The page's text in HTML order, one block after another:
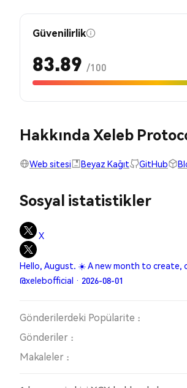
Güvenilirlik
83.89 /100
Hakkında Xeleb
Web sitesi Beyaz Kağıt GitHub
Sosyal istatistikler
X
Hello, August. ☀️ A new month to create,
@xelebofficial · 2026-08-01
Gönderilerdeki Popülarite :
Gönderiler :
Makaleler :